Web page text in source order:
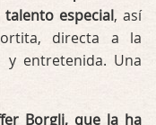
especial, así
directa a la
y entretenida. Una
Borgli, que la ha